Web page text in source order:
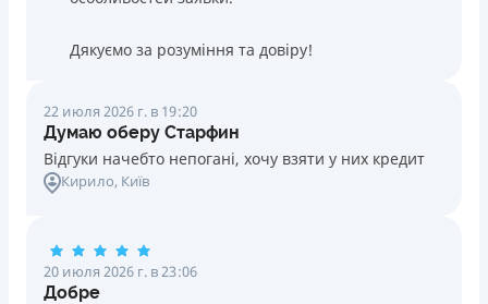
Дякуємо за розуміння та довіру!
22 июля 2026 г. в 19:20
Думаю оберу Старфин
Відгуки начебто непогані, хочу взяти у них кредит
Кирило, Київ
20 июля 2026 г. в 23:06
Добре